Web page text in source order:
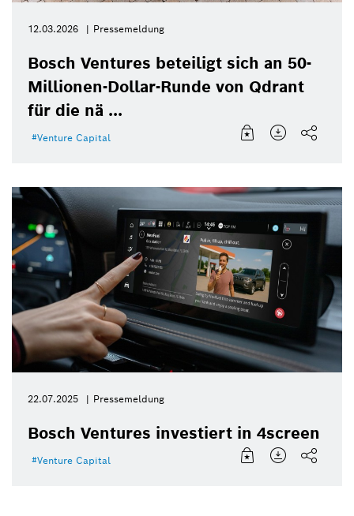
12.03.2026 Pressemeldung
Bosch Ventures beteiligt sich an 50-
Millionen-Dollar-Runde von Qdrant
für die nä ...
Venture Capital
22.07.2025 Pressemeldung
Bosch Ventures investiert in 4screen
Venture Capital